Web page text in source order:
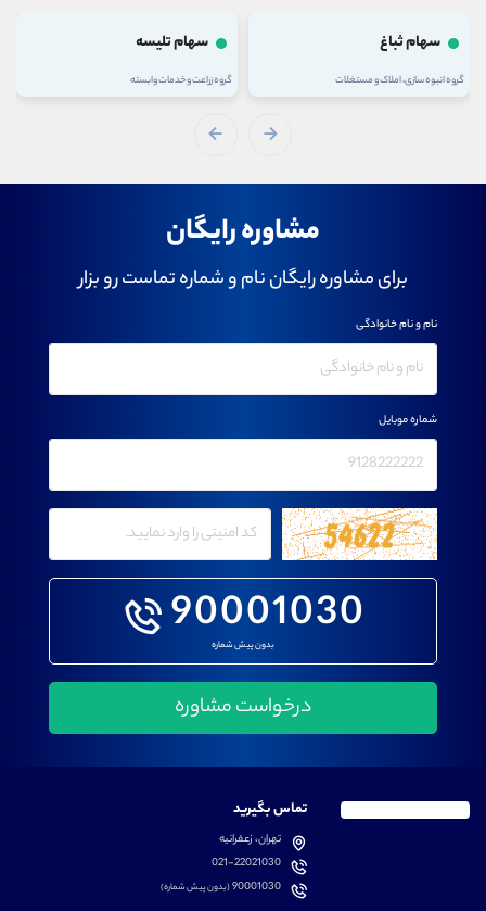
سهام ثباغ
گروه انبوه سازی، املاک و مستغلات
سهام تلیسه
گروه زراعت و خدمات وابسته
مشاوره رایگان
برای مشاوره رایگان نام و شماره تماست رو بزار
90001030
بدون پیش شماره
نام و نام خانوادگی
شماره موبایل
تماس بگیرید
تهران، زعفرانیه
021-22021030
90001030(بدون پیش شماره)